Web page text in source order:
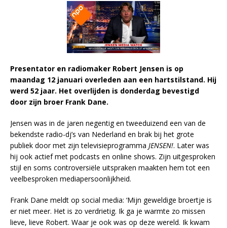
Presentator en radiomaker Robert Jensen is op
maandag 12 januari overleden aan een hartstilstand. Hij
werd 52 jaar. Het overlijden is donderdag bevestigd
door zijn broer Frank Dane.
Jensen was in de jaren negentig en tweeduizend een van de
bekendste radio-dj’s van Nederland en brak bij het grote
publiek door met zijn televisieprogramma JENSEN!. Later was
hij ook actief met podcasts en online shows. Zijn uitgesproken
stijl en soms controversiële uitspraken maakten hem tot een
veelbesproken mediapersoonlijkheid.
Frank Dane meldt op social media: ‘Mijn geweldige broertje is
er niet meer. Het is zo verdrietig. Ik ga je warmte zo missen
lieve, lieve Robert. Waar je ook was op deze wereld. Ik kwam